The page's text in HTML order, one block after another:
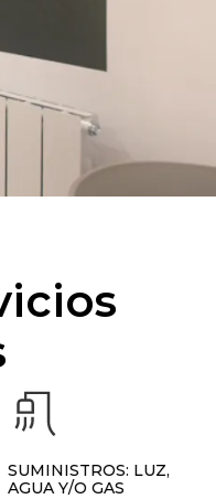
SUMINISTROS: LUZ,
AGUA Y/O GAS